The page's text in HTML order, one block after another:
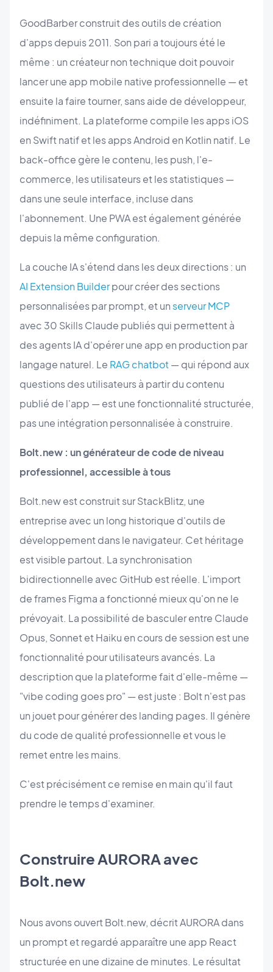
GoodBarber construit des outils de création
d'apps depuis 2011. Son pari a toujours été le
même : un créateur non technique doit pouvoir
lancer une app mobile native professionnelle — et
ensuite la faire tourner, sans aide de développeur,
indéfiniment. La plateforme compile les apps iOS
en Swift natif et les apps Android en Kotlin natif. Le
back-office gère le contenu, les push, l'e-
commerce, les utilisateurs et les statistiques —
dans une seule interface, incluse dans
l'abonnement. Une PWA est également générée
depuis la même configuration.
La couche IA s'étend dans les deux directions : un
AI Extension Builderpour créer des sections
personnalisées par prompt, et un serveur MCP
avec 30 Skills Claude publiés qui permettent à
des agents IA d'opérer une app en production par
langage naturel. Le RAG chatbot— qui répond aux
questions des utilisateurs à partir du contenu
publié de l'app — est une fonctionnalité structurée,
pas une intégration personnalisée à construire.
Bolt.new : un générateur de code de niveau
professionnel, accessible à tous
Bolt.new est construit sur StackBlitz, une
entreprise avec un long historique d'outils de
développement dans le navigateur. Cet héritage
est visible partout. La synchronisation
bidirectionnelle avec GitHub est réelle. L'import
de frames Figma a fonctionné mieux qu'on ne le
prévoyait. La possibilité de basculer entre Claude
Opus, Sonnet et Haiku en cours de session est une
fonctionnalité pour utilisateurs avancés. La
description que la plateforme fait d'elle-même —
"vibe coding goes pro" — est juste : Bolt n'est pas
un jouet pour générer des landing pages. Il génère
du code de qualité professionnelle et vous le
remet entre les mains.
C'est précisément ce remise en main qu'il faut
prendre le temps d'examiner.
Construire AURORA avec
Bolt.new
Nous avons ouvert Bolt.new, décrit AURORA dans
un prompt et regardé apparaître une app React
structurée en une dizaine de minutes. Le résultat